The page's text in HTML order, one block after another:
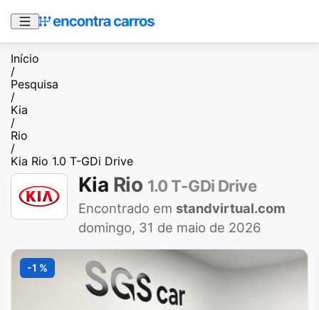
Início
/
Pesquisa
/
Kia
/
Rio
/
Kia Rio 1.0 T-GDi Drive
Kia Rio 1.0 T-GDi Drive
Encontrado em standvirtual.com
domingo, 31 de maio de 2026
-1 %